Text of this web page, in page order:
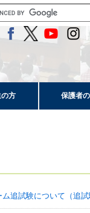
方 保護者
追試験について（追試